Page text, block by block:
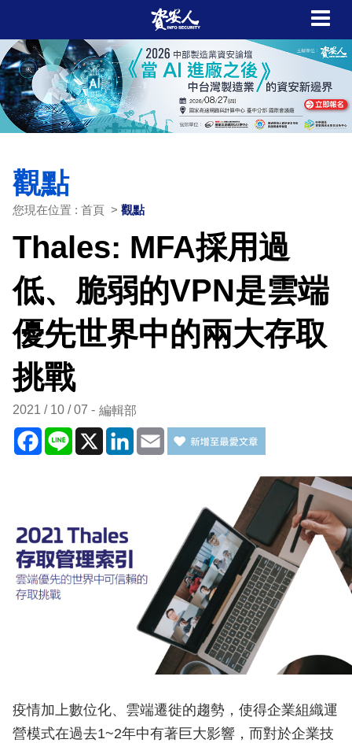
觀點
您現在位置 : 首頁 > 觀點
Thales: MFA採用過
低、脆弱的VPN是雲端
優先世界中的兩大存取
挑戰
2021 / 10 / 07 編輯部
Facebook
Line X LinkedIn
Email
疫情加上數位化、雲端遷徙的趨勢，使得企業組織運
營模式在過去1~2年中有著巨大影響，而對於企業技